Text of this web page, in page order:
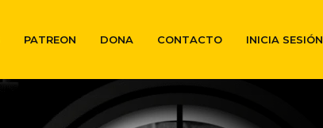
PATREON DONA CONTACTO INICIA SESIÓN